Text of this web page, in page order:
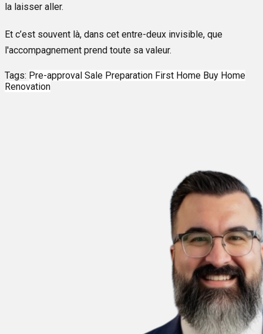
la laisser aller.
Et c’est souvent là, dans cet entre-deux invisible, que
l'accompagnement prend toute sa valeur.
Tags: Pre-approval Sale Preparation First Home Buy Home
Renovation